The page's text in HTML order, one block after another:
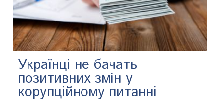
Українці не бачать
позитивних змін у
корупційному питанні